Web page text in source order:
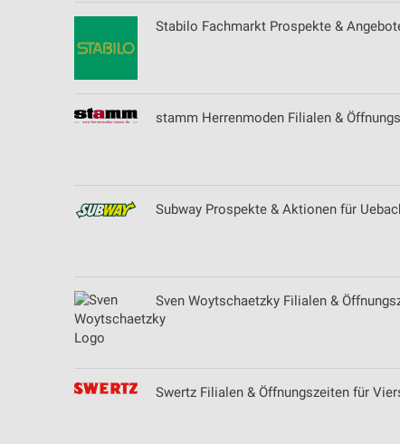
Stabilo Fachmarkt Prospekte &
stamm Herrenmoden Filialen &
Subway Prospekte & Aktionen für
Sven Woytschaetzky Filialen &
Swertz Filialen & Öffnungszeiten für
Verwendung genauer Standortdaten
Nicht-IAB-Verarbeitungszwecke:
Funktional